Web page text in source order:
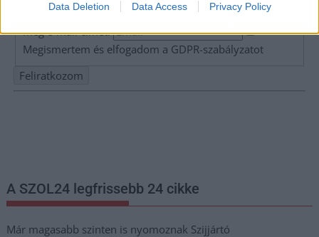
Data Deletion Data Access Privacy Policy
Adja meg keresztnevét:
meg e-mail címét:
Megismertem és elfogadom a GDPR-szabályzatot
A SZOL24 legfrissebb 24 cikke
Már magasabb szinten is nyomoznak Szijjártó